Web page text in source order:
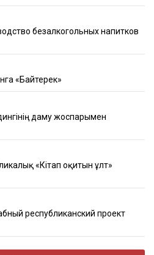
безалкогольных напитков
«Байтерек»
даму жоспарымен
«Кітап оқитын ұлт»
республиканский проект